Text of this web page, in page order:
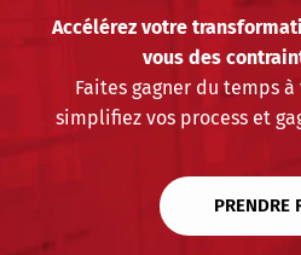
Accélérez votre
vous des
Faites gagner du temps
simplifiez vos process et
PRENDRE